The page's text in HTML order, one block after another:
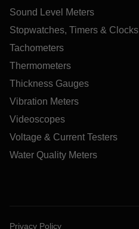
Sound Level Meters
Stopwatches, Timers & Clocks
Tachometers
Thermometers
Thickness Gauges
Vibration Meters
Videoscopes
Voltage & Current Testers
Water Quality Meters
Privacy Policy